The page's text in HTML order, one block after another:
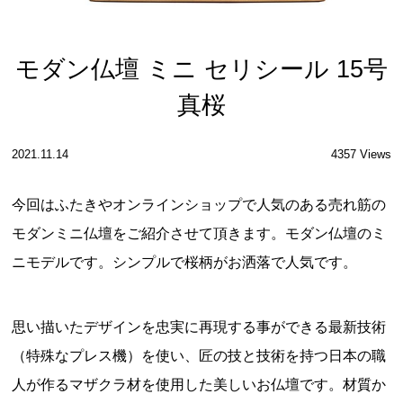
モダン仏壇 ミニ セリシール 15号
真桜
2021.11.14 4357 Views
今回はふたきやオンラインショップで人気のある売れ筋の
モダンミニ仏壇をご紹介させて頂きます。モダン仏壇のミ
ニモデルです。シンプルで桜柄がお洒落で人気です。
思い描いたデザインを忠実に再現する事ができる最新技術
（特殊なプレス機）を使い、匠の技と技術を持つ日本の職
人が作るマザクラ材を使用した美しいお仏壇です。材質か